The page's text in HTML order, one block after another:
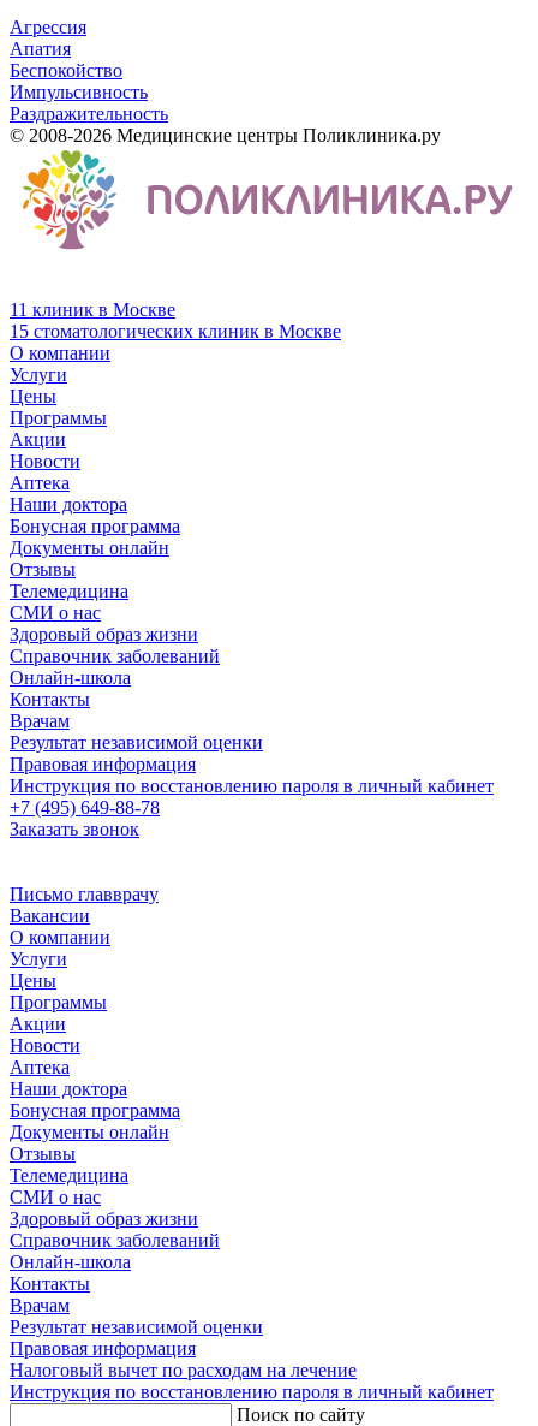
Агрессия
Апатия
Беспокойство
Импульсивность
Раздражительность
© 2008-2026 Медицинские центры Поликлиника.ру
11 клиник в Москве
15 стоматологических клиник в Москве
О компании
Услуги
Цены
Программы
Акции
Новости
Аптека
Наши доктора
Бонусная программа
Документы онлайн
Отзывы
Телемедицина
СМИ о нас
Здоровый образ жизни
Справочник заболеваний
Онлайн-школа
Контакты
Врачам
Результат независимой оценки
Правовая информация
Инструкция по восстановлению пароля в личный кабинет
+7 (495) 649-88-78
Заказать звонок
Письмо главврачу
Вакансии
О компании
Услуги
Цены
Программы
Акции
Новости
Аптека
Наши доктора
Бонусная программа
Документы онлайн
Отзывы
Телемедицина
СМИ о нас
Здоровый образ жизни
Справочник заболеваний
Онлайн-школа
Контакты
Врачам
Результат независимой оценки
Правовая информация
Налоговый вычет по расходам на лечение
Инструкция по восстановлению пароля в личный кабинет
Поиск по сайту